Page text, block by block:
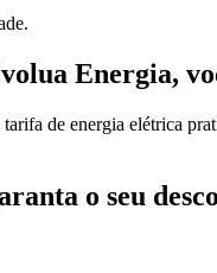
Energia,
de energia elétrica
o seu